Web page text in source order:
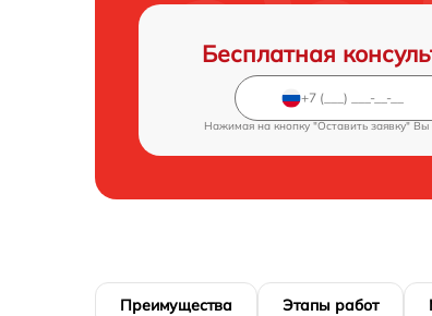
Бесплатная
Нажимая на кнопку "Оставить заявку" Вы
Преимущества Этапы работ